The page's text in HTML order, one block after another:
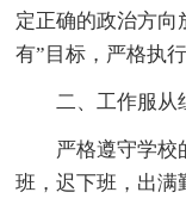
定正确的政治方向
有”目标，严格执
二、工作服从
严格遵守学校
班，迟下班，出满